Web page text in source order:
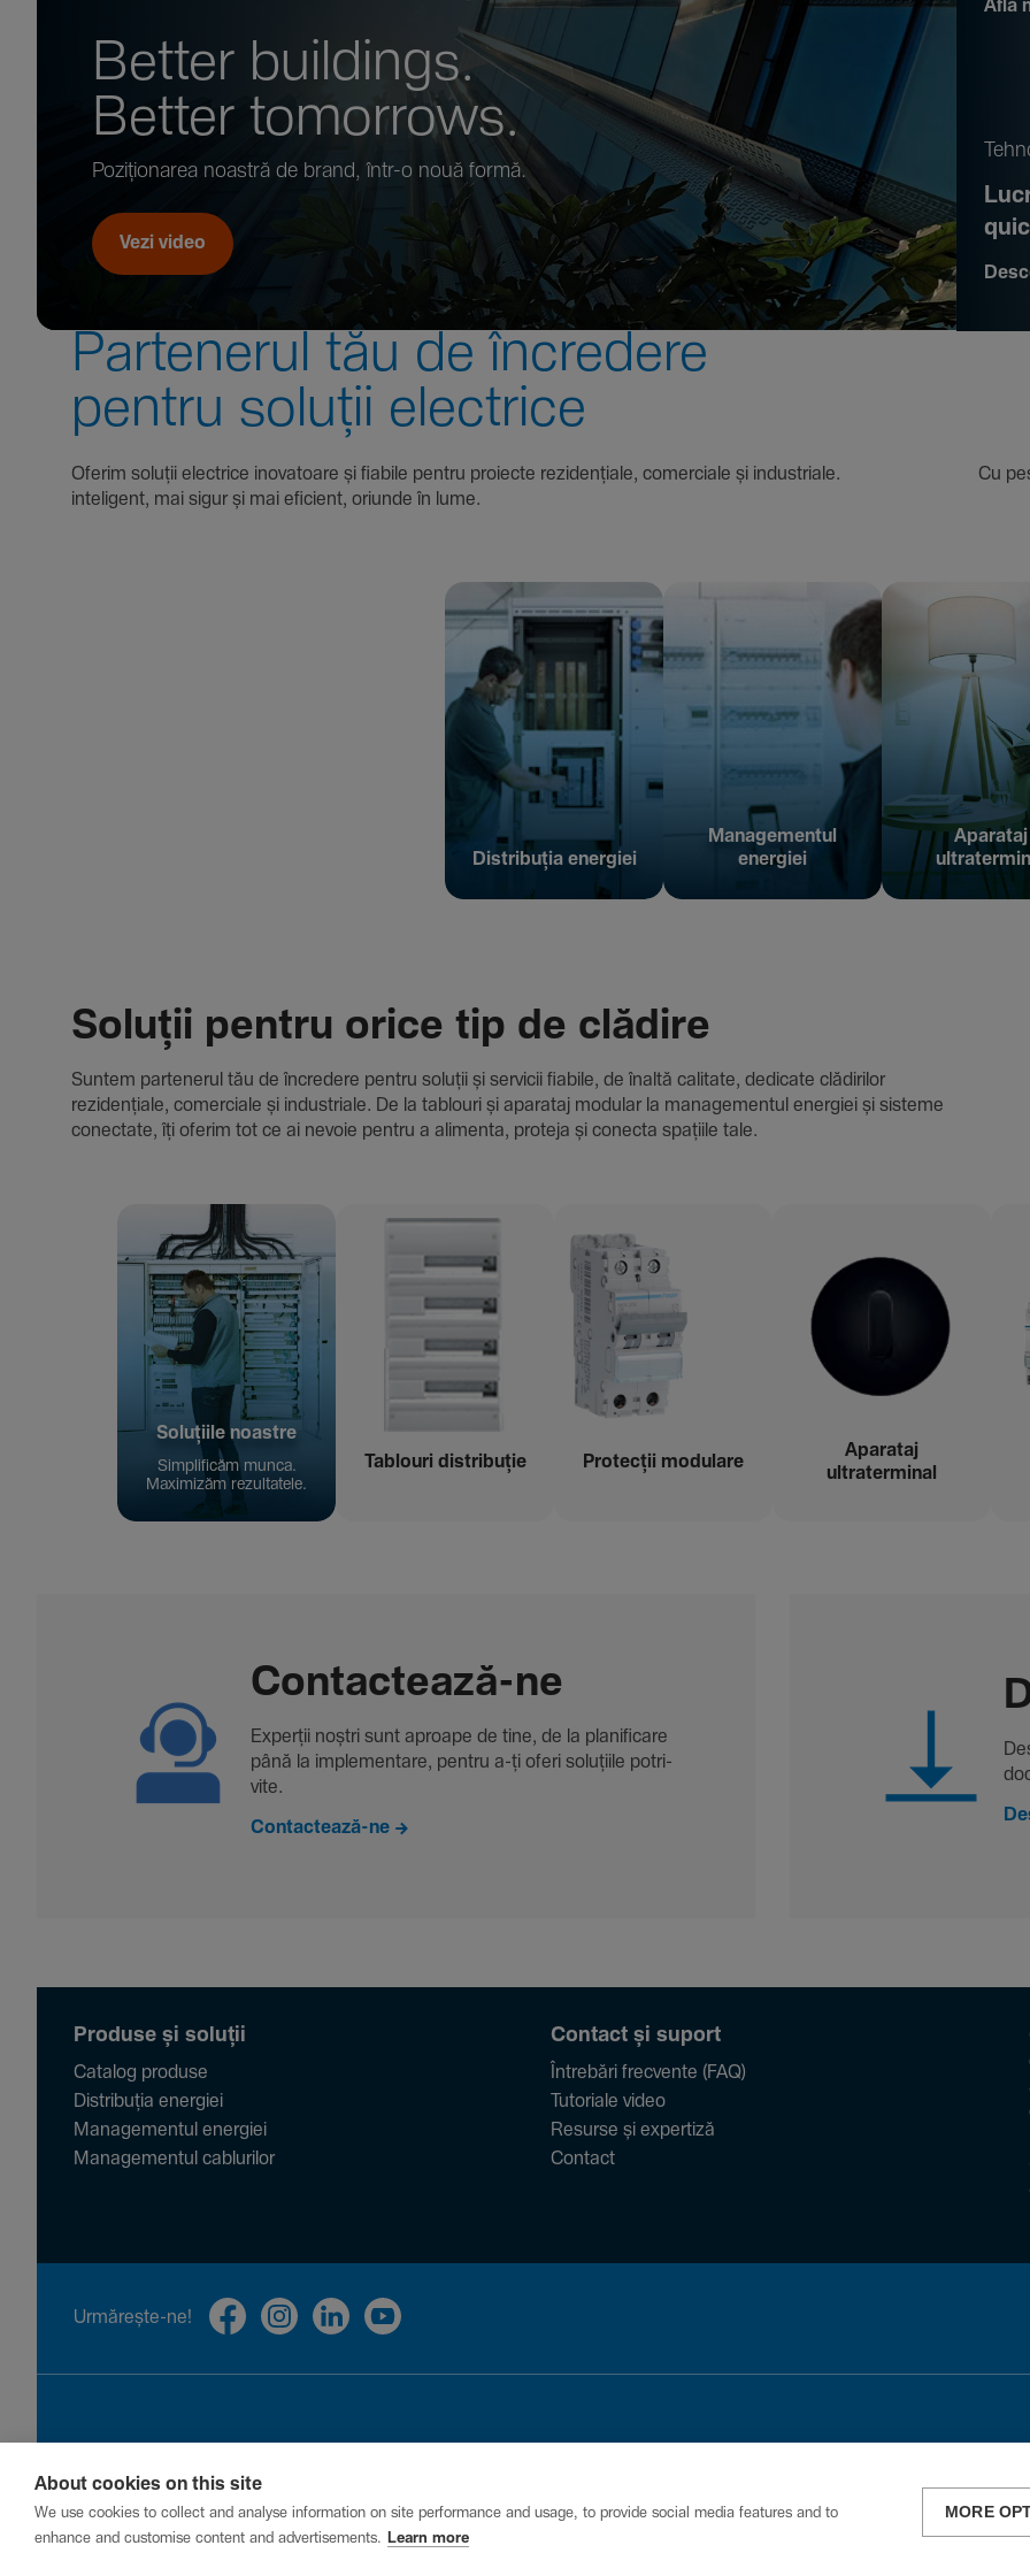
Better buil­dings.
Better tomor­rows.
Pozi­țio­narea noastră de brand, într-o nouă formă.
Vezi video
Află
Parte­nerul tău de încre­dere
pentru soluții electrice
Oferim soluții electrice inova­toare și fiabile pentru proiecte rezi­den­țiale, comer­ciale și indus­triale. Cu peste
inte­li­gent, mai sigur și mai eficient, oriunde în lume.
Distribuția energiei
Managementul
energiei
Aparataj
Soluții pentru orice tip de clădire
Suntem parte­nerul tău de încre­dere pentru soluții și servicii fiabile, de înaltă cali­tate, dedi­cate clădi­rilor
rezi­den­țiale, comer­ciale și indus­triale. De la tablouri și aparataj modular la managementul energiei și sisteme
conec­tate, îți oferim tot ce ai nevoie pentru a alimenta, proteja și conecta spațiile tale.
Solu­țiile noastre
Simpli­ficăm munca.
Maxi­mizăm rezul­ta­tele.
Tablouri distribuție Protecții modu­lare
Aparataj
ultraterminal
Contac­tează-ne
Experții noștri sunt aproape de tine, de la plani­fi­care
până la imple­men­tare, pentru a-ți oferi solu­țiile potri­
vite.
Contactează-ne
Produse și soluții
Catalog produse
Distribuția energiei
Managementul energiei
Managementul cablurilor
Contact și suport
Întrebări frecvente (FAQ)
Tutoriale video
Resurse și expertiză
Contact
Urmă­rește-ne!
Privacy Cookies
About cookies on this site
We use cookies to collect and analyse information on site performance and usage, to provide social media features and to
enhance and customise content and advertisements.
Learn more
MORE